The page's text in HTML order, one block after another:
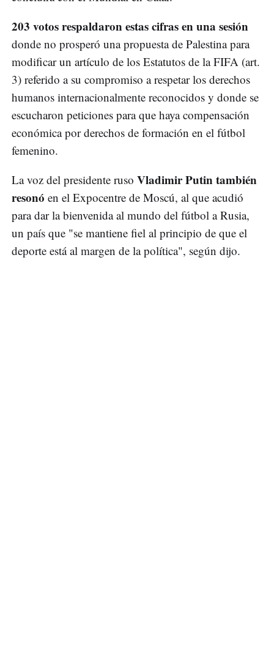
203 votos respaldaron estas cifras en una sesión
donde no prosperó una propuesta de Palestina para
modificar un artículo de los Estatutos de la FIFA (art.
3) referido a su compromiso a respetar los derechos
humanos internacionalmente reconocidos y donde se
escucharon peticiones para que haya compensación
económica por derechos de formación en el fútbol
femenino.
La voz del presidente ruso Vladimir Putin también
resonó en el Expocentre de Moscú, al que acudió
para dar la bienvenida al mundo del fútbol a Rusia,
un país que "se mantiene fiel al principio de que el
deporte está al margen de la política", según dijo.